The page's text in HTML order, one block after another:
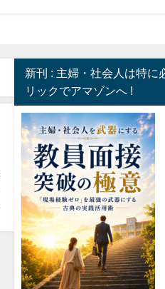
新刊 : 主婦・社会人は特に
リックでアマゾンへ !